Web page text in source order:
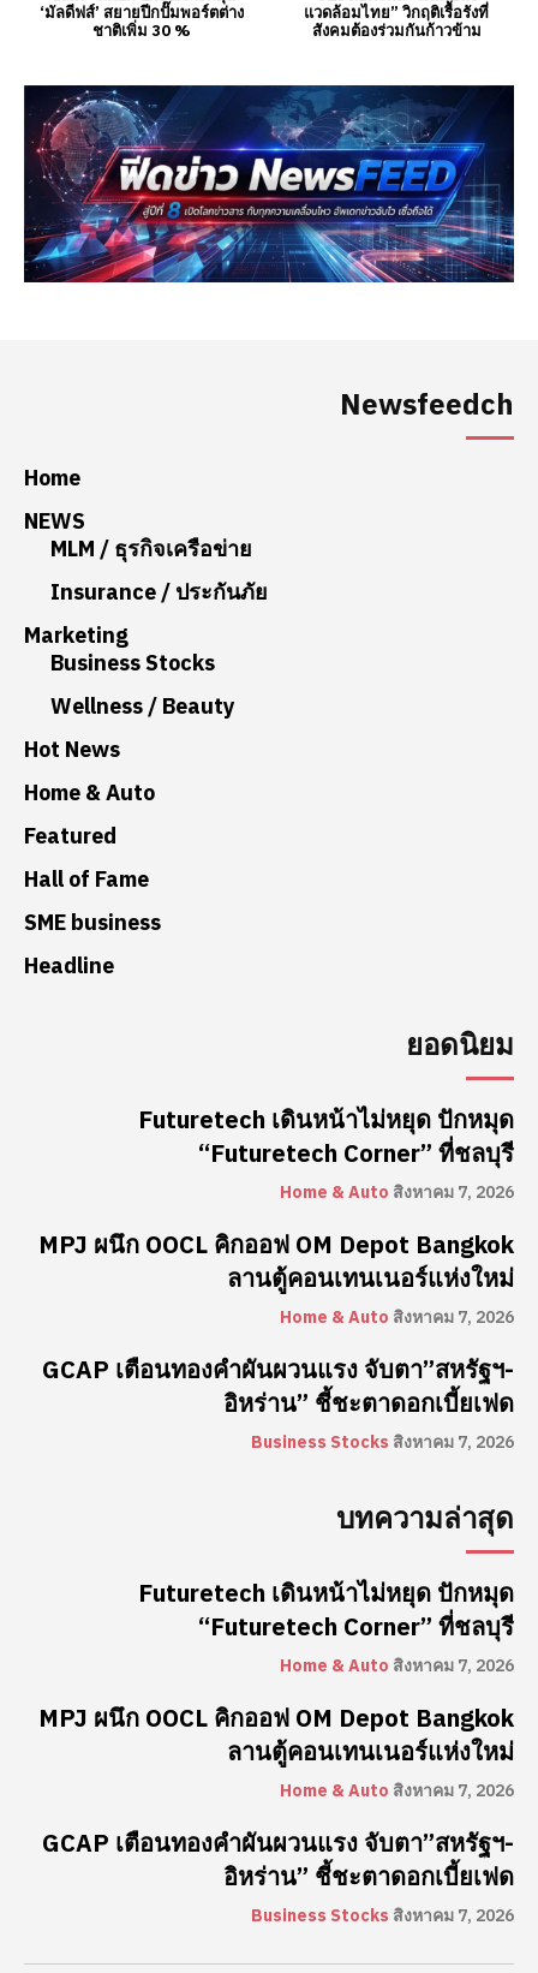
Newsfeedch
Home
NEWS
MLM / ธุรกิจเครือข่าย
Insurance / ประกันภัย
Marketing
Business Stocks
Wellness / Beauty
Hot News
Home & Auto
Featured
Hall of Fame
SME business
Headline
ยอดนิยม
Futuretech เดินหน้าไม่หยุด ปักหมุด
“Futuretech Corner” ที่ชลบุรี
Home & Auto สิงหาคม 7, 2026
MPJ ผนึก OOCL คิกออฟ OM Depot Bangkok
ลานตู้คอนเทนเนอร์แห่งใหม่
Home & Auto สิงหาคม 7, 2026
GCAP เตือนทองคำผันผวนแรง จับตา”สหรัฐฯ-
อิหร่าน” ชี้ชะตาดอกเบี้ยเฟด
Business Stocks สิงหาคม 7, 2026
บทความล่าสุด
Futuretech เดินหน้าไม่หยุด ปักหมุด
“Futuretech Corner” ที่ชลบุรี
Home & Auto สิงหาคม 7, 2026
MPJ ผนึก OOCL คิกออฟ OM Depot Bangkok
ลานตู้คอนเทนเนอร์แห่งใหม่
Home & Auto สิงหาคม 7, 2026
GCAP เตือนทองคำผันผวนแรง จับตา”สหรัฐฯ-
อิหร่าน” ชี้ชะตาดอกเบี้ยเฟด
Business Stocks สิงหาคม 7, 2026